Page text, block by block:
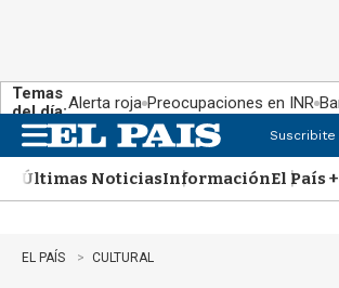
Temas
del día:Alerta roja Preocupaciones en INR
n
u
Suscribite
Últimas NoticiasInformaciónEl País +
EL PAÍS CULTURAL